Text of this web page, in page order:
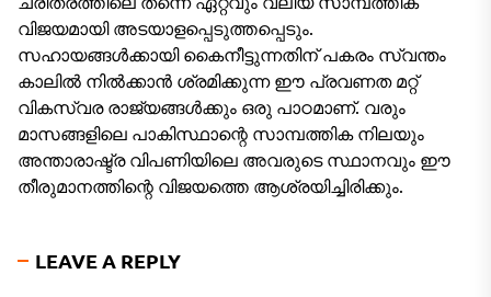
വിജയമായി അടയാളപ്പെടുത്തപ്പെടും.
സഹായങ്ങൾക്കായി കൈനീട്ടുന്നതിന് പകരം സ്വന്തം
കാലിൽ നിൽക്കാൻ ശ്രമിക്കുന്ന ഈ പ്രവണത മറ്റ്
വികസ്വര രാജ്യങ്ങൾക്കും ഒരു പാഠമാണ്. വരും
മാസങ്ങളിലെ പാകിസ്ഥാന്റെ സാമ്പത്തിക നിലയും
അന്താരാഷ്ട്ര വിപണിയിലെ അവരുടെ സ്ഥാനവും ഈ
തീരുമാനത്തിന്റെ വിജയത്തെ ആശ്രയിച്ചിരിക്കും.
LEAVE A REPLY